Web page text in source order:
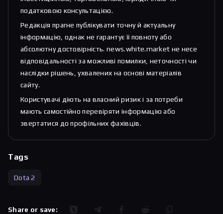
податковою консультацією.
Редакція прагне публікувати точну й актуальну
інформацію, однак не гарантує її повноту або
абсолютну достовірність. news.white.market не несе
відповідальності за можливі помилки, неточності чи
наслідки рішень, ухвалених на основі матеріалів
сайту.
Користувачі діють на власний ризик і за потреби
мають самостійно перевіряти інформацію або
звертатися до профільних фахівців.
Tags
Dota 2
Share or save: